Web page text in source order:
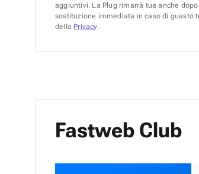
aggiuntivi. La Plug rimarrà tua anche
sostituzione immediata in caso di guasto
della Privacy.
Fastweb Club